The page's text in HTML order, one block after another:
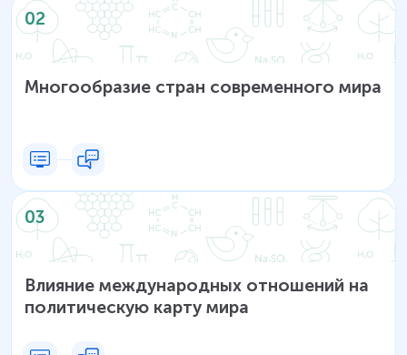
02
Многообразие стран современного мира
03
Влияние международных отношений на
политическую карту мира